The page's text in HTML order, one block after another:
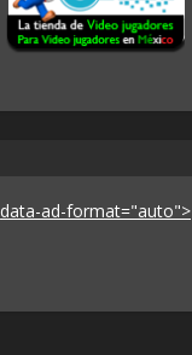
data-ad-format="auto">